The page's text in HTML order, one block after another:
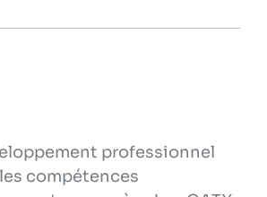
professionnel
compétences